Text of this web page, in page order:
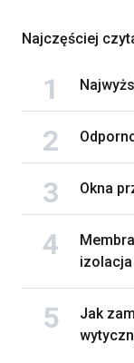
Najczęściej
Okna
Jak